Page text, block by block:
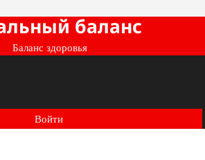
баланс
Баланс здоровья
Войти